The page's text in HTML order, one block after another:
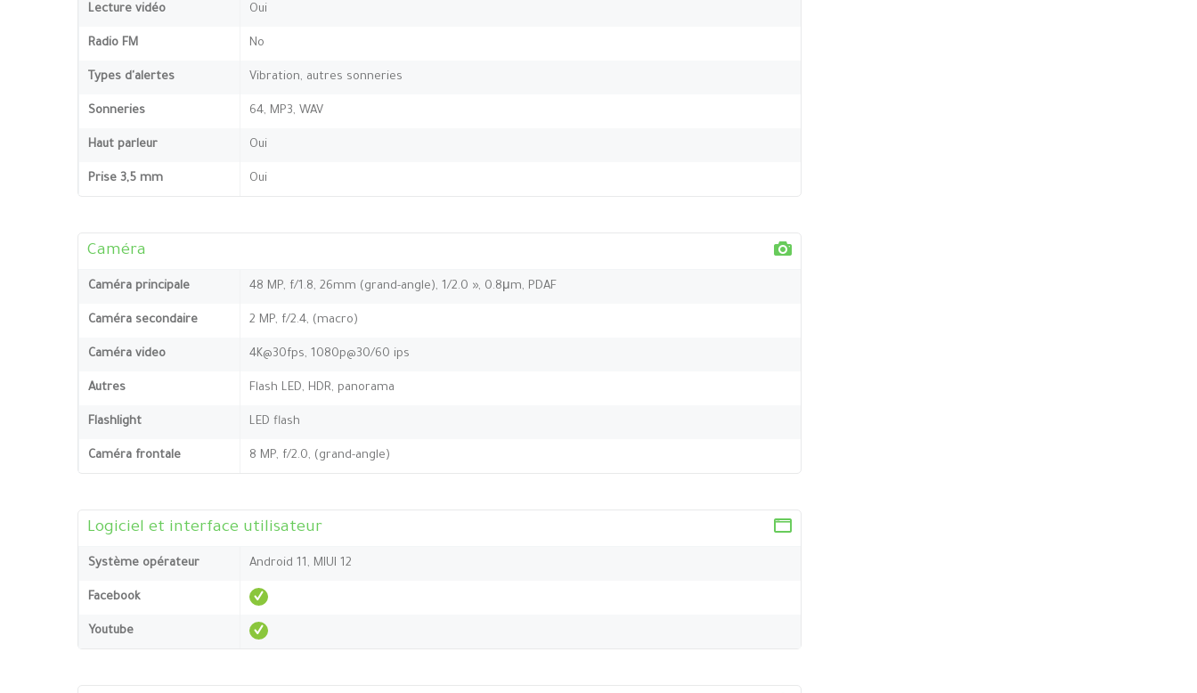
Lecture vidéo Oui
Radio FM No
Types d'alertes Vibration, autres sonneries
Sonneries 64, MP3, WAV
Haut parleur Oui
Prise 3,5 mm Oui
Caméra
Caméra principale 48 MP, f/1.8, 26mm (grand-angle), 1/2.0 », 0.8μm, PDAF
Caméra secondaire 2 MP, f/2.4, (macro)
Caméra video 4K@30fps, 1080p@30/60 ips
Autres Flash LED, HDR, panorama
Flashlight LED flash
Caméra frontale 8 MP, f/2.0, (grand-angle)
Logiciel et interface utilisateur
Système opérateur Android 11, MIUI 12
Facebook
Youtube